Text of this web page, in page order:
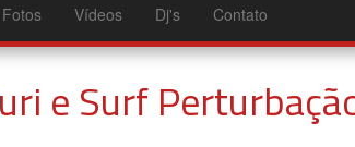
Vídeos Dj's Contato
e Surf